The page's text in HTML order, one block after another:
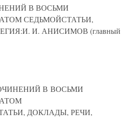
В ВОСЬМИ
СЕДЬМОЙСТАТЬИ,
И. АНИСИМОВ (главный
В ВОСЬМИ
ДОКЛАДЫ, РЕЧИ,